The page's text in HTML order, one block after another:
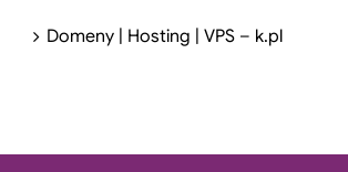
Domeny | Hosting | VPS – k.pl